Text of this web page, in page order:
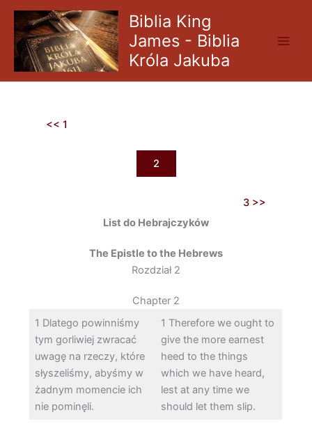
Skip
content
Biblia King
James - Biblia
Króla Jakuba
<< 1
2
3 >>
List do Hebrajczyków
The Epistle to the Hebrews
Rozdział 2
Chapter 2
1 Dlatego powinniśmy
tym gorliwiej zwracać
uwagę na rzeczy, które
słyszeliśmy, abyśmy w
żadnym momencie ich
nie pominęli.
1 Therefore we ought to
give the more earnest
heed to the things
which we have heard,
lest at any time we
should let them slip.